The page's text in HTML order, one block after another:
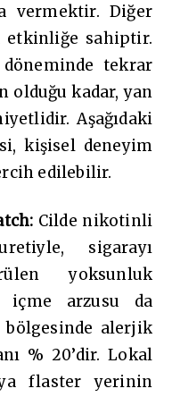
vermektir. Diğer
etkinliğe sahiptir.
tekrar
olduğu kadar, yan
Aşağıdaki
kişisel deneyim
edilebilir.
Cilde nikotinli
sigarayı
yoksunluk
içme arzusu da
bölgesinde alerjik
% 20’dir. Lokal
flaster yerinin